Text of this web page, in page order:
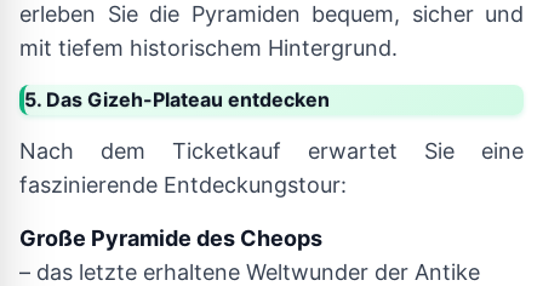
erleben Sie die Pyramiden bequem, sicher und
mit tiefem historischem Hintergrund.
5. Das Gizeh-Plateau entdecken
Nach dem Ticketkauf erwartet Sie eine
faszinierende Entdeckungstour:
Große Pyramide des Cheops
– das letzte erhaltene Weltwunder der Antike